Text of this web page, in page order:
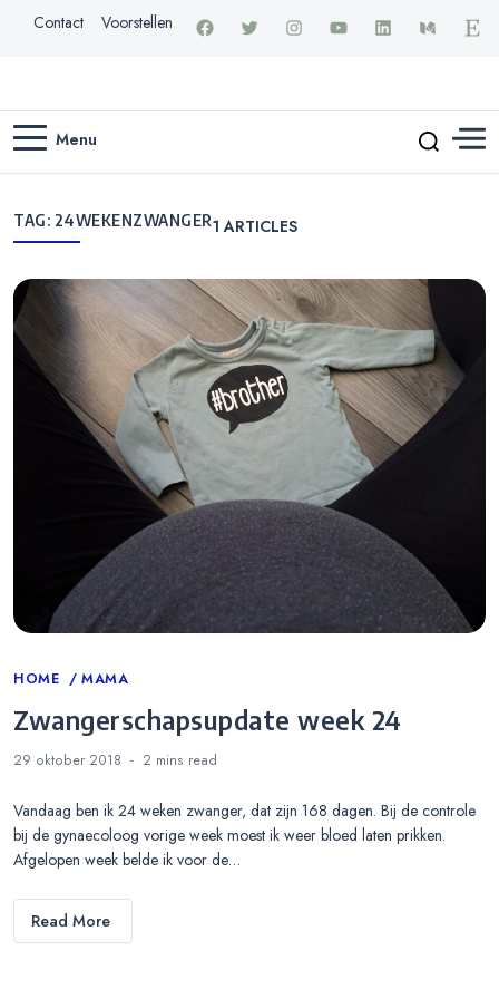
Contact Voorstellen
Menu
TAG: 24WEKENZWANGER1 ARTICLES
Categories
HOME MAMA
Zwangerschapsupdate week 24
29 oktober 2018 2 mins read
Vandaag ben ik 24 weken zwanger, dat zijn 168 dagen. Bij de controle
bij de gynaecoloog vorige week moest ik weer bloed laten prikken.
Afgelopen week belde ik voor de…
Read More